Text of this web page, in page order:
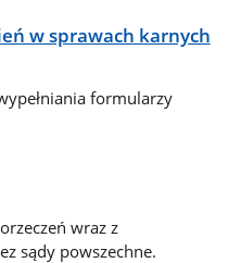
w sprawach karnych
formularzy
wraz z
sądy powszechne.